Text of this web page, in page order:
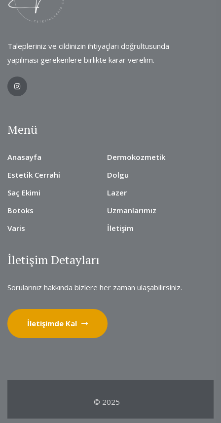
Talepleriniz ve cildinizin ihtiyaçları doğrultusunda
yapılması gerekenlere birlikte karar verelim.
Menü
Anasayfa
Dermokozmetik
Estetik Cerrahi
Dolgu
Saç Ekimi
Lazer
Botoks
Uzmanlarımız
Varis
İletişim
İletişim Detayları
Sorularınız hakkında bizlere her zaman ulaşabilirsiniz.
İletişimde Kal
© 2025